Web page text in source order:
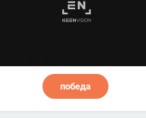
победа